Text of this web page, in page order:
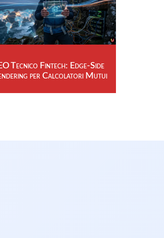
Tecnico Fintech: Edge-Side
per Calcolatori Mutui